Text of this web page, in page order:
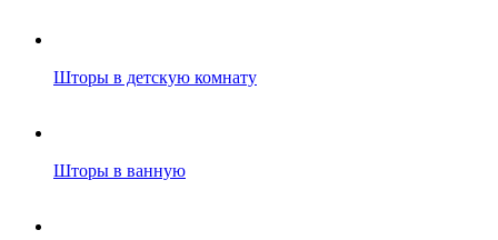
Шторы в детскую комнату
Шторы в ванную